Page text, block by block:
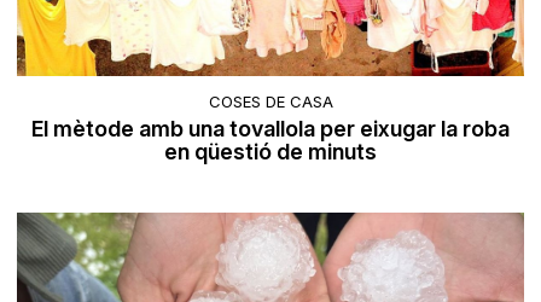
COSES DE CASA
El mètode amb una tovallola per eixugar la roba
en qüestió de minuts